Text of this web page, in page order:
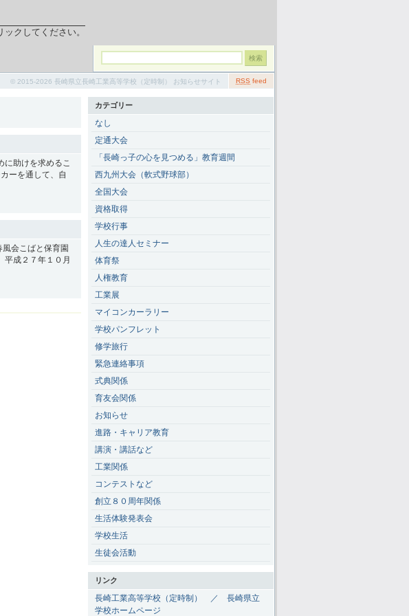
クしてください。
RSS feed
© 2015-2026 長崎県立長崎工業高等学校（定時制） お知らせサイト
助けを求めるこ
ーを通して、自
こばと保育園
成２７年１０月
カテゴリー
なし
定通大会
「長崎っ子の心を見つめる」教育週間
西九州大会（軟式野球部）
全国大会
資格取得
学校行事
人生の達人セミナー
体育祭
人権教育
工業展
マイコンカーラリー
学校パンフレット
修学旅行
緊急連絡事項
式典関係
育友会関係
お知らせ
進路・キャリア教育
講演・講話など
工業関係
コンテストなど
創立８０周年関係
生活体験発表会
学校生活
生徒会活動
リンク
長崎工業高等学校（定時制） ／ 長崎県立
学校ホームページ